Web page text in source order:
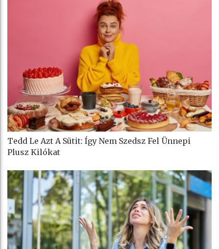
Tedd Le Azt A Sütit: Így Nem Szedsz Fel Ünnepi
Plusz Kilókat